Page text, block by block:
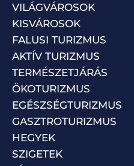
VILÁGVÁROSOK
KISVÁROSOK
FALUSI TURIZMUS
AKTÍV TURIZMUS
TERMÉSZETJÁRÁS
ÖKOTURIZMUS
EGÉSZSÉGTURIZMUS
GASZTROTURIZMUS
HEGYEK
SZIGETEK